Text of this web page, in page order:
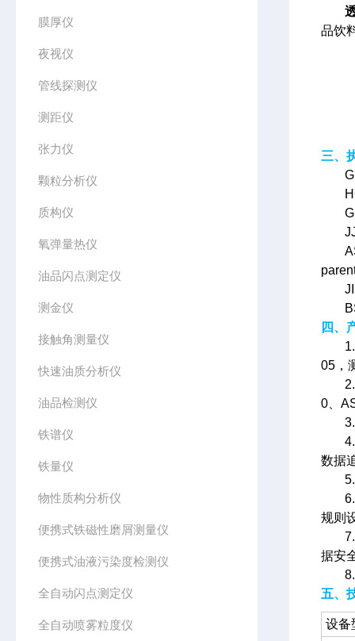
膜厚仪
夜视仪
管线探测仪
测距仪
张力仪
颗粒分析仪
质构仪
氧弹量热仪
油品闪点测定仪
测金仪
接触角测量仪
快速油质分析仪
油品检测仪
铁谱仪
铁量仪
物性质构分析仪
便携式铁磁性磨屑测量仪
便携式油液污染度检测仪
全自动闪点测定仪
全自动喷雾粒度仪
品饮
三、
四、
05，
0、
数据
规则
据安
五、
设备